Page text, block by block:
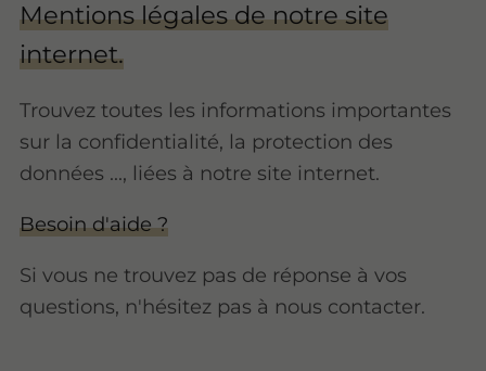
Mentions légales de notre site
internet.
Trouvez toutes les informations importantes
sur la confidentialité, la protection des
données ..., liées à notre site internet.
Besoin d'aide ?
Si vous ne trouvez pas de réponse à vos
questions, n'hésitez pas à nous contacter.